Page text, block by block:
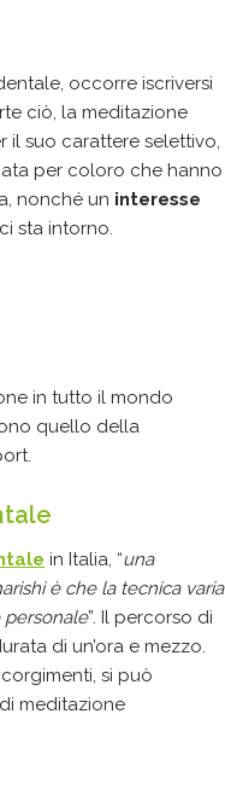
, occorre iscriversi
ciò, la meditazione
il suo carattere selettivo,
per coloro che hanno
nonché un interesse
sta intorno.
in tutto il mondo
quello della
in Italia, “una
è che la tecnica varia
personale”. Il percorso di
di un’ora e mezzo.
si può
meditazione